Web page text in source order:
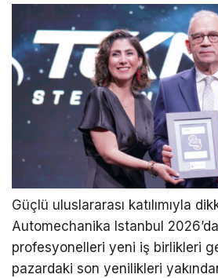
Güçlü uluslararası katılımıyla
Automechanika Istanbul
profesyonelleri yeni iş birlikleri
pazardaki son yenilikleri